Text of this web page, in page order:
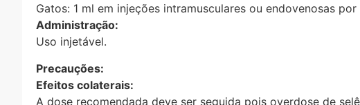
Gatos: 1 ml em injeções intramusculares ou endovenosas por
Administração:
Uso injetável.
Precauções:
Efeitos colaterais:
A dose recomendada deve ser seguida pois overdose de